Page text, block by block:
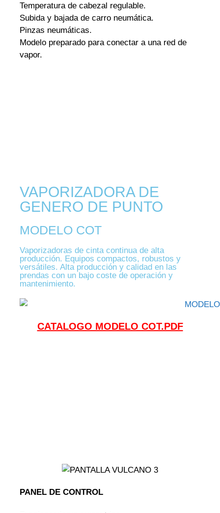
Temperatura de cabezal regulable.
Subida y bajada de carro neumática.
Pinzas neumáticas.
Modelo preparado para conectar a una red de
vapor.
VAPORIZADORA DE
GENERO DE PUNTO
MODELO COT
Vaporizadoras de cinta continua de alta
producción. Equipos compactos, robustos y
versátiles. Alta producción y calidad en las
prendas con un bajo coste de operación y
mantenimiento.
CATALOGO MODELO COT.PDF
PANEL DE CONTROL